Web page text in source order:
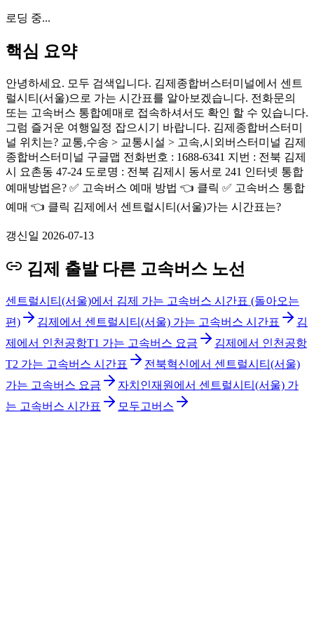
로딩 중...
핵심 요약
안녕하세요. 모두 검색입니다. 김제종합버스터미널에서 센트
럴시티(서울)으로 가는 시간표를 알아보겠습니다. 전화문의
또는 고속버스 통합예매로 접속하셔서도 확인 할 수 있습니다.
그럼 즐거운 여행일정 잡으시기 바랍니다. 김제종합버스터미
널 위치는? 교통,수송 > 교통시설 > 고속,시외버스터미널 김제
종합버스터미널 구글맵 전화번호 : 1688-6341 지번 : 전북 김제
시 요촌동 47-24 도로명 : 전북 김제시 동서로 241 인터넷 통합
예매방법은? ✅ 고속버스 예매 방법 👈 클릭 ✅ 고속버스 통합
예매 👈 클릭 김제에서 센트럴시티(서울)가는 시간표는?
갱신일 2026-07-13
김제 출발 다른 고속버스 노선
센트럴시티(서울)에서 김제 가는 고속버스 시간표 (돌아오는
편)
김제에서 센트럴시티(서울) 가는 고속버스 시간표
김
제에서 인천공항T1 가는 고속버스 요금
김제에서 인천공항
T2 가는 고속버스 시간표
전북혁신에서 센트럴시티(서울)
가는 고속버스 요금
자치인재원에서 센트럴시티(서울) 가
는 고속버스 시간표
모두고버스